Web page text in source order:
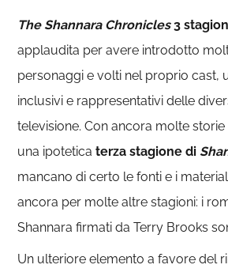
The Shannara Chronicles3
applaudita per avere introdotto
personaggi e volti nel proprio cast,
inclusivi e rappresentativi delle
televisione. Con ancora molte
una ipoteticaterza stagione di
mancano di certo le fonti e i
ancora per molte altre stagioni: i
Shannara firmati da Terry Brooks
Un ulteriore elemento a favore del